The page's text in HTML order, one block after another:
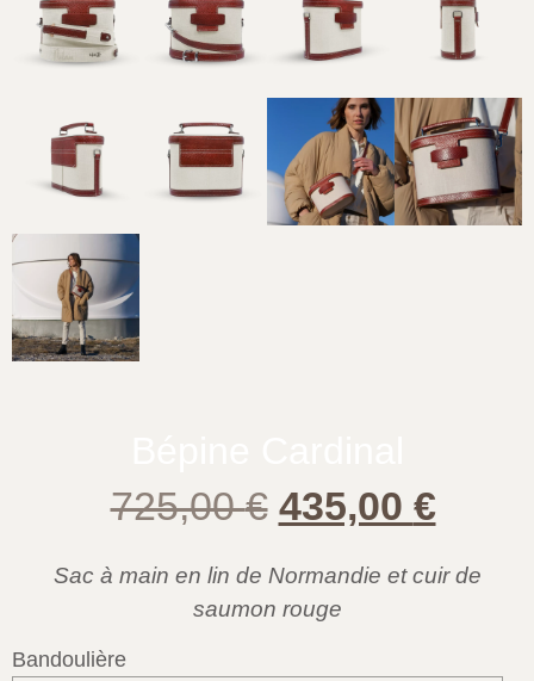
725,00€ 435,00 €
Sac à main en lin de Normandie et cuir de
saumon rouge
Bandoulière